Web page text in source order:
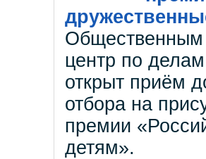
центр по
открыт приём
отбора на
премии
детям».